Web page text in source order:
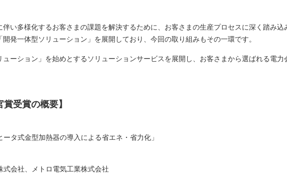
い多様化するお客さまの課題を解決するために、お客さまの生産プロセスに深く踏み込
発一体型ソリューション」を展開しており、今回の取り組みもその一環です。
ーション」を始めとするソリューションサービスを展開し、お客さまから選ばれる電力
賞受賞の概要】
ータ式金型加熱器の導入による省エネ・省力化」
式会社、メトロ電気工業株式会社